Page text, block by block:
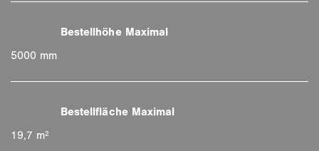
5000 mm
19,7 m²